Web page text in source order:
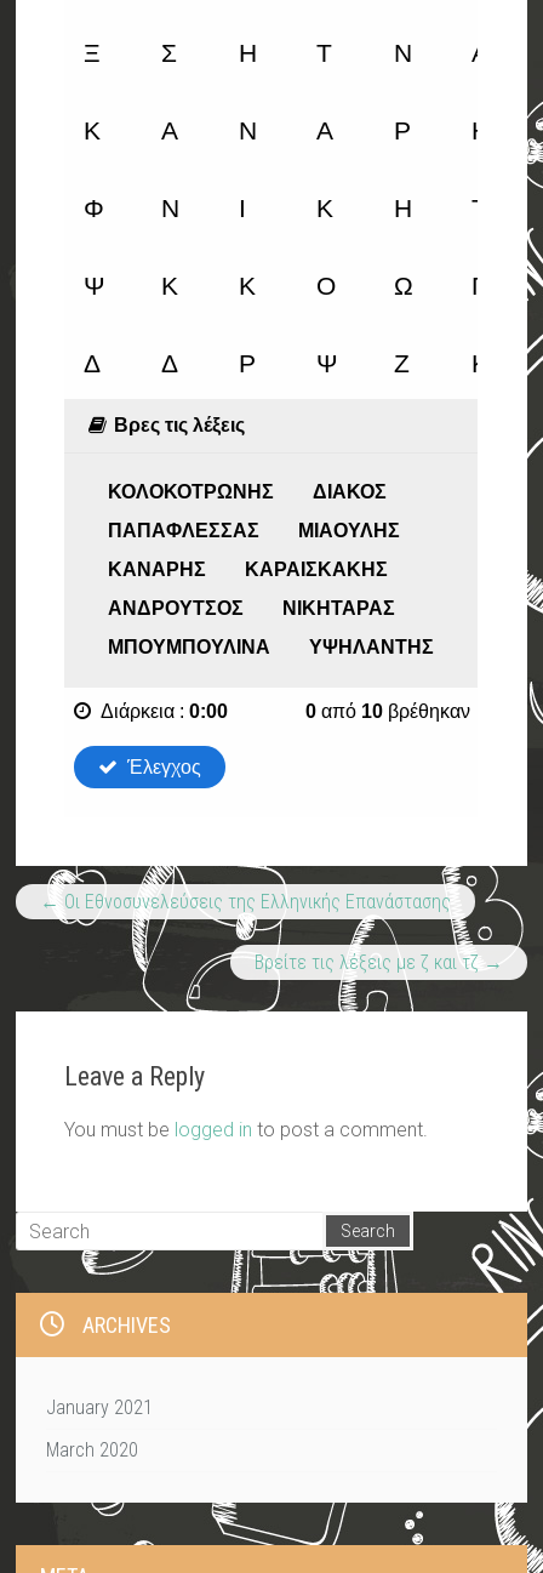
← Οι Εθνοσυνελεύσεις της Ελληνικής Επανάστασης
Βρείτε τις λέξεις με ζ και τζ →
Leave a Reply
You must be logged in to post a comment.
ARCHIVES
January 2021
March 2020